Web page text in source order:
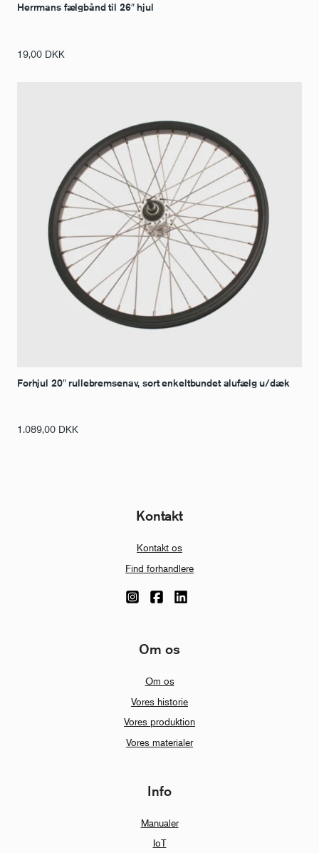
Herrmans fælgbånd til 26″ hjul
19,00 DKK
Forhjul 20″ rullebremsenav, sort enkeltbundet alufælg u/dæk
1.089,00 DKK
Kontakt
Kontakt os
Find forhandlere
Om os
Om os
Vores historie
Vores produktion
Vores materialer
Info
Manualer
IoT